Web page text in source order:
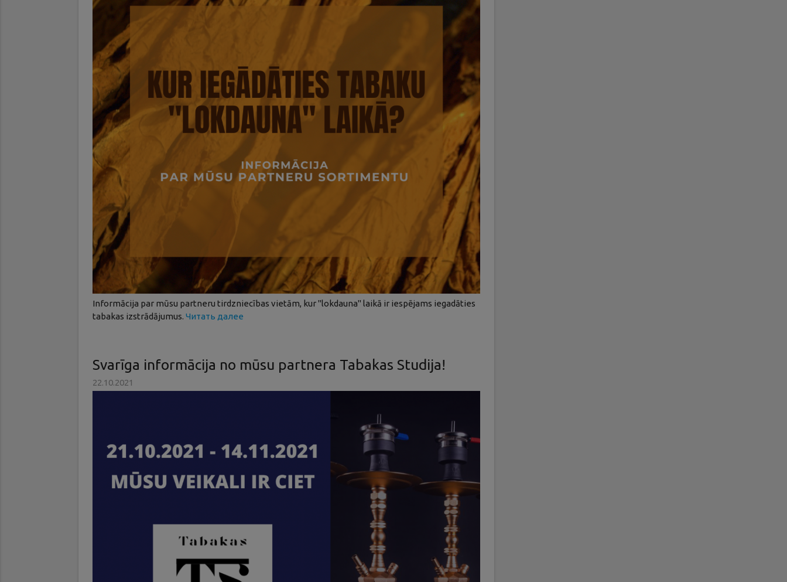
Informācija par mūsu partneru tirdzniecības vietām, kur "lokdauna" laikā ir iespējams iegadāties
tabakas izstrādājumus.Читать далее
Svarīga informācija no mūsu partnera Tabakas Studija!
22.10.2021